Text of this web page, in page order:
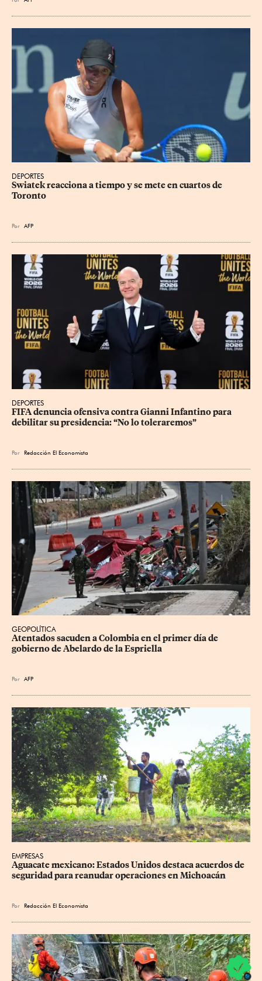
DEPORTES
Swiatek reacciona a tiempo y se mete en cuartos de
Toronto
Por AFP
DEPORTES
FIFA denuncia ofensiva contra Gianni Infantino para
debilitar su presidencia: “No lo toleraremos”
Por Redacción El Economista
GEOPOLÍTICA
Atentados sacuden a Colombia en el primer día de
gobierno de Abelardo de la Espriella
Por AFP
EMPRESAS
Aguacate mexicano: Estados Unidos destaca acuerdos de
seguridad para reanudar operaciones en Michoacán
Por Redacción El Economista